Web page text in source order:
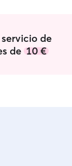
zonas para
descansar.
de
de 10 €